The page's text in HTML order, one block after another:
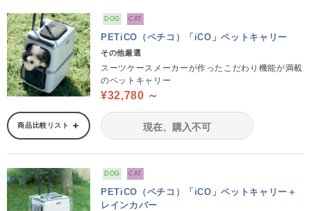
DOG CAT
PETiCO（ペチコ）「iCO」ペットキャリー
その他厳選
スーツケースメーカーが作ったこだわり機能が満載
のペットキャリー
¥32,780 ～
商品比較リスト 現在、購入不可
DOG CAT
PETiCO（ペチコ）「iCO」ペットキャリー＋
レインカバー